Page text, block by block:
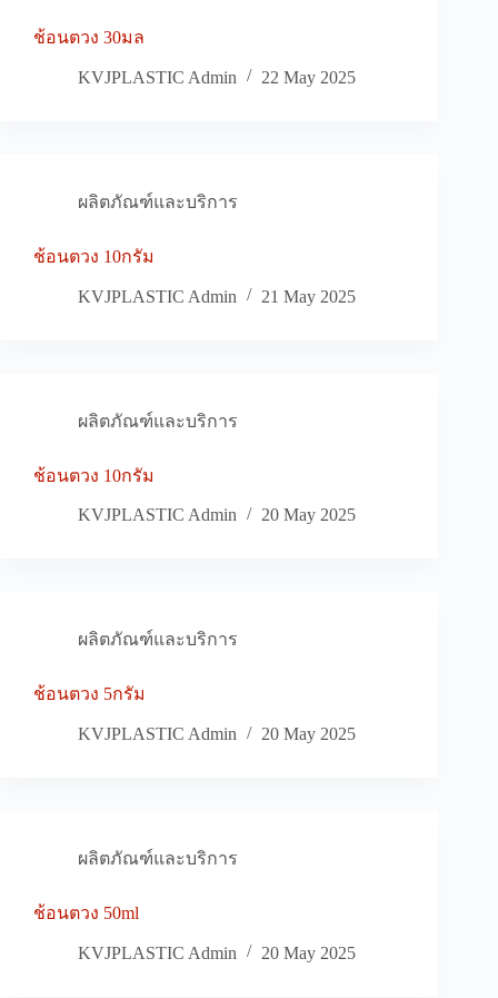
ช้อนตวง 30มล
KVJPLASTIC Admin 22 May 2025
ผลิตภัณฑ์และบริการ
ช้อนตวง 10กรัม
KVJPLASTIC Admin 21 May 2025
ผลิตภัณฑ์และบริการ
ช้อนตวง 10กรัม
KVJPLASTIC Admin 20 May 2025
ผลิตภัณฑ์และบริการ
ช้อนตวง 5กรัม
KVJPLASTIC Admin 20 May 2025
ผลิตภัณฑ์และบริการ
ช้อนตวง 50ml
KVJPLASTIC Admin 20 May 2025